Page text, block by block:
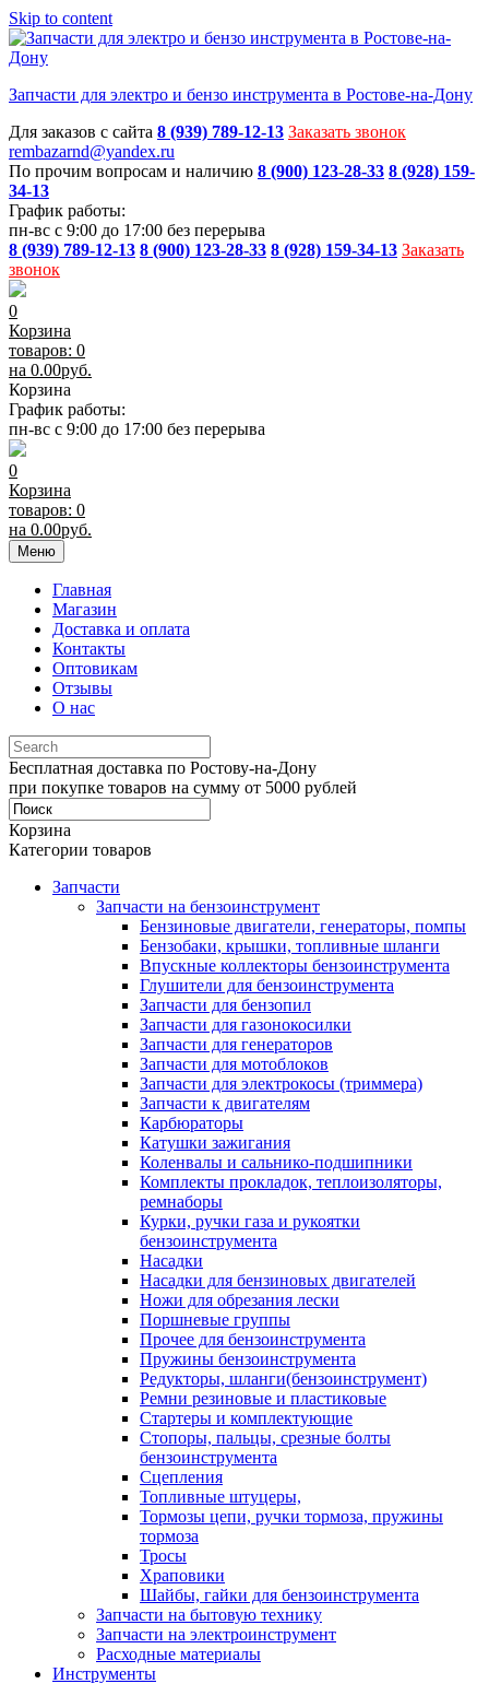
Skip to content
Запчасти для электро и бензо инструмента в Ростове-на-Дону
Для заказов с сайта 8 (939) 789-12-13 Заказать звонок
rembazarnd@yandex.ru
По прочим вопросам и наличию 8 (900) 123-28-33 8 (928) 159-
34-13
График работы:
пн-вс с 9:00 до 17:00 без перерыва
8 (939) 789-12-13 8 (900) 123-28-33 8 (928) 159-34-13 Заказать
звонок
0
Корзина
товаров: 0
на 0.00руб.
Корзина
График работы:
пн-вс с 9:00 до 17:00 без перерыва
0
Корзина
товаров: 0
на 0.00руб.
Меню
Главная
Магазин
Доставка и оплата
Контакты
Оптовикам
Отзывы
О нас
Бесплатная доставка по Ростову-на-Дону
при покупке товаров на сумму от 5000 рублей
Корзина
Категории товаров
Запчасти
Запчасти на бензоинструмент
Бензиновые двигатели, генераторы, помпы
Бензобаки, крышки, топливные шланги
Впускные коллекторы бензоинструмента
Глушители для бензоинструмента
Запчасти для бензопил
Запчасти для газонокосилки
Запчасти для генераторов
Запчасти для мотоблоков
Запчасти для электрокосы (триммера)
Запчасти к двигателям
Карбюраторы
Катушки зажигания
Коленвалы и сальнико-подшипники
Комплекты прокладок, теплоизоляторы,
ремнаборы
Курки, ручки газа и рукоятки
бензоинструмента
Насадки
Насадки для бензиновых двигателей
Ножи для обрезания лески
Поршневые группы
Прочее для бензоинструмента
Пружины бензоинструмента
Редукторы, шланги(бензоинструмент)
Ремни резиновые и пластиковые
Стартеры и комплектующие
Стопоры, пальцы, срезные болты
бензоинструмента
Сцепления
Топливные штуцеры,
Тормозы цепи, ручки тормоза, пружины
тормоза
Тросы
Храповики
Шайбы, гайки для бензоинструмента
Запчасти на бытовую технику
Запчасти на электроинструмент
Расходные материалы
Инструменты